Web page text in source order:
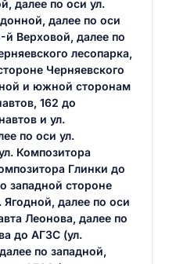
далее по оси ул.
далее по оси
Верховой, далее по
лесопарка,
Черняевского
и южной сторонам
162 до
и ул.
по оси ул.
Композитора
Глинки до
западной стороне
Ягодной, далее по оси
Леонова, далее по
до АГЗС (ул.
по западной,